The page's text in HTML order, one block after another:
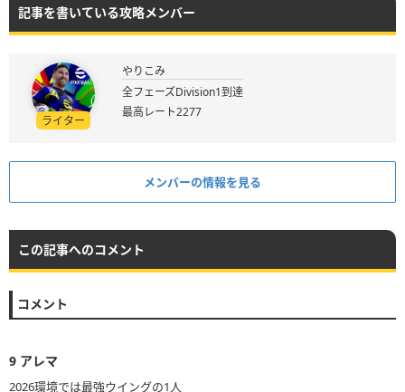
記事を書いている攻略メンバー
ライター
やりこみ
全フェーズDivision1到達
最高レート2277
メンバーの情報を見る
この記事へのコメント
コメント
9 アレマ
2026環境では最強ウイングの1人